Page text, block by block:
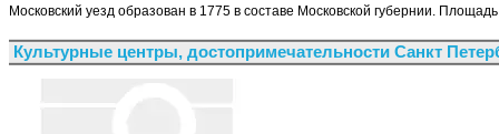
Московский уезд образован в 1775 в составе Московской губернии.
Культурные центры, достопримечательности Санкт